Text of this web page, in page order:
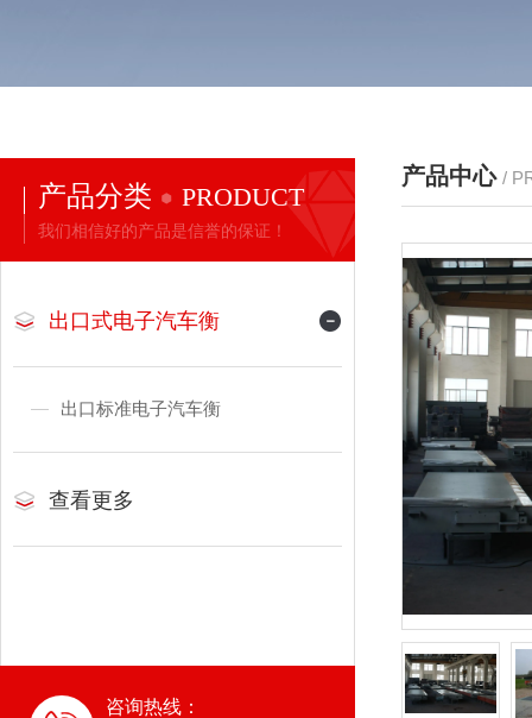
产品分类 PRODUCT
我们相信好的产品是信誉的保证！
出口式电子汽车衡
出口标准电子汽车衡
查看更多
咨询热线：
产品中心 /